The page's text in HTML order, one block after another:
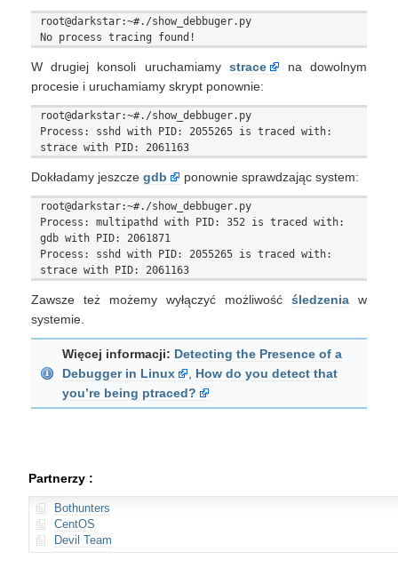
root@darkstar:~#./show_debbuger.py
W drugiej konsoli uruchamiamy strace
na dowolnym
procesie i uruchamiamy skrypt ponownie:
root@darkstar:~#./show_debbuger.py
Process: sshd with PID: 2055265 is traced with:
Dokładamy jeszcze gdb ponownie sprawdzając system:
root@darkstar:~#./show_debbuger.py
Process: multipathd with PID: 352 is traced with:
gdb with PID: 2061871
Process: sshd with PID: 2055265 is traced with:
Zawsze też możemy wyłączyć możliwość śledzenia w
systemie.
Więcej informacji: Detecting the Presence of a
Debugger in Linux
How do you detect that
you’re being ptraced?
Partnerzy :
Bothunters
CentOS
Devil Team